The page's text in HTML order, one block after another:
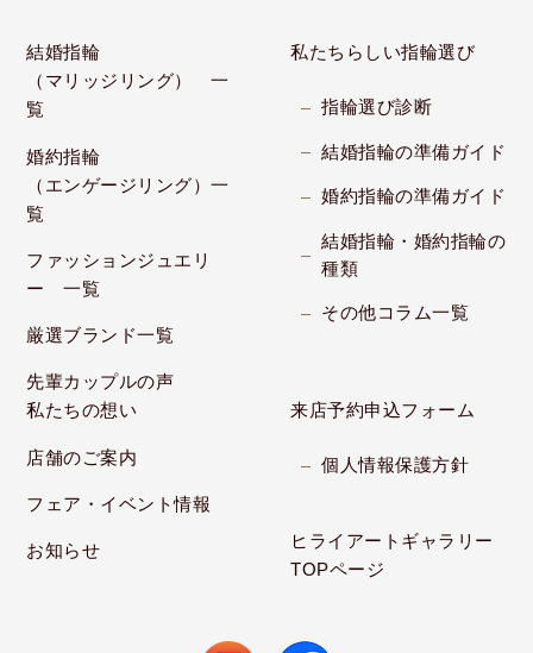
結婚指輪
（マリッジリング） 一
覧
婚約指輪
（エンゲージリング）一
覧
ファッションジュエリ
ー 一覧
厳選ブランド一覧
先輩カップルの声
私たちらしい指輪選び
指輪選び診断
結婚指輪の準備ガイド
婚約指輪の準備ガイド
結婚指輪・婚約指輪の
種類
その他コラム一覧
私たちの想い
店舗のご案内
フェア・イベント情報
お知らせ
来店予約申込フォーム
個人情報保護方針
ヒライアートギャラリー
TOPページ